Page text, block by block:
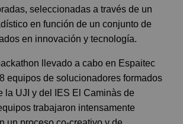
seleccionadas a través de un
en función de un conjunto de
en innovación y tecnología.
llevado a cabo en Espaitec
equipos de solucionadores formados
la UJI y del IES El Caminàs de
trabajaron intensamente